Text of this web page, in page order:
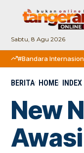
Sabtu, 8 Agu 2026
#Bandara
BERITA HOME INDEX
New